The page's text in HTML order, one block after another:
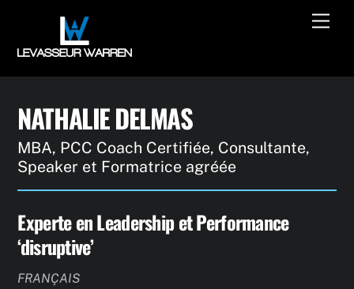
content
NATHALIE DELMAS
MBA, PCC Coach Certifiée, Consultante,
Speaker et Formatrice agréée
Experte en Leadership et Performance
‘disruptive’
FRANÇAIS